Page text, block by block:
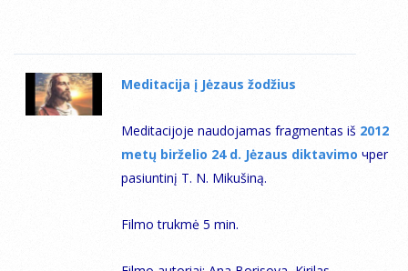
Мeditacija į Jėzaus žodžius
Meditacijoje naudojamas fragmentas iš 2012
metų birželio 24 d. Jėzaus diktavimo чper
pasiuntinį T. N. Mikušiną.
Filmo trukmė 5 min.